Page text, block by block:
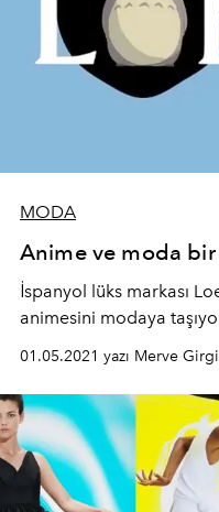
MODA
Anime ve moda
İspanyol lüks markası
animesini modaya
01.05.2021 yazı Merve